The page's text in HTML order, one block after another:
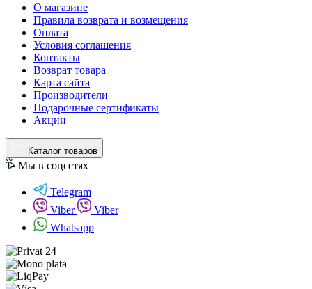
О магазине
Правила возврата и возмещения
Оплата
Условия соглашения
Контакты
Возврат товара
Карта сайта
Производители
Подарочные сертификаты
Акции
Каталог товаров
Мы в соцсетях
Telegram
Viber
Viber
Whatsapp